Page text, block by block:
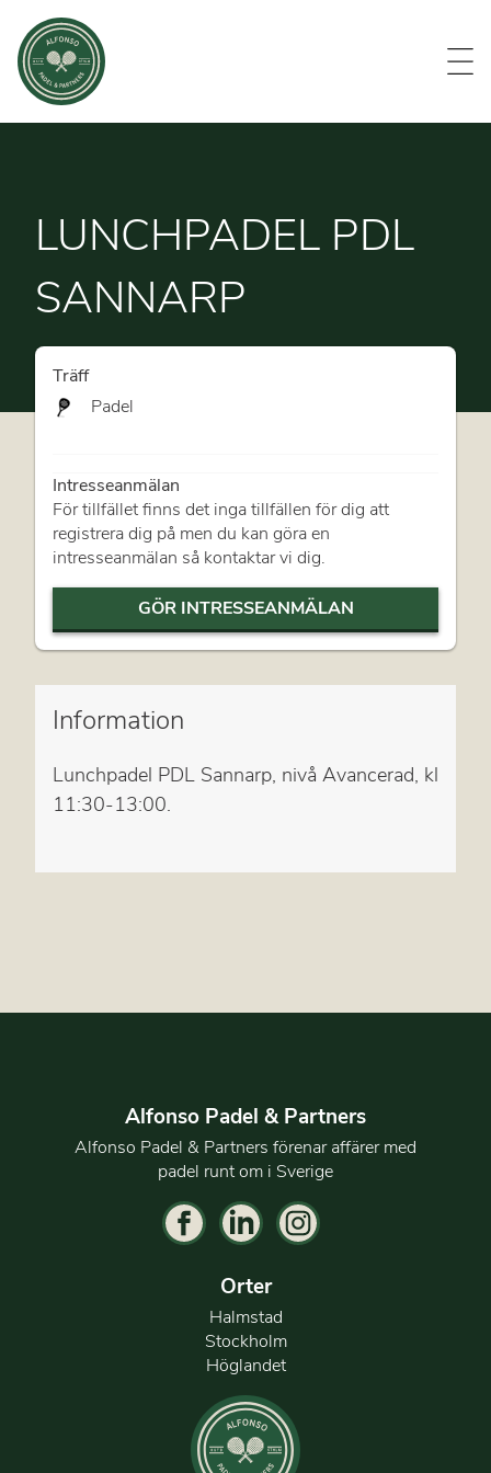
Evenemang
LUNCHPADEL PDL
SANNARP
Information
Lunchpadel PDL Sannarp, nivå Avancerad, kl
11:30-13:00.
Träff
Padel
Intresseanmälan
För tillfället finns det inga tillfällen för dig att
registrera dig på men du kan göra en
intresseanmälan så kontaktar vi dig.
GÖR INTRESSEANMÄLAN
Alfonso Padel & Partners
Alfonso Padel & Partners förenar affärer med
padel runt om i Sverige
Orter
Halmstad
Stockholm
Höglandet